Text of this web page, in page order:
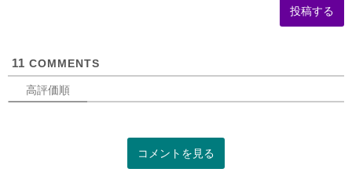
11 COMMENTS
高評価順
コメントを見る